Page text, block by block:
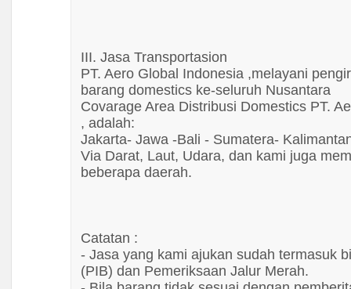
Wiha
Winspeed
Wipro
Wood
Yamamoto
III. Jasa Transportasion
PT. Aero Global Indonesia ,melayani
barang domestics ke-seluruh Nusantara
Covarage Area Distribusi Domestics PT.
, adalah:
Jakarta- Jawa -Bali - Sumatera-
Via Darat, Laut, Udara, dan kami juga
beberapa daerah.
Catatan :
- Jasa yang kami ajukan sudah termasuk
(PIB) dan Pemeriksaan Jalur Merah.